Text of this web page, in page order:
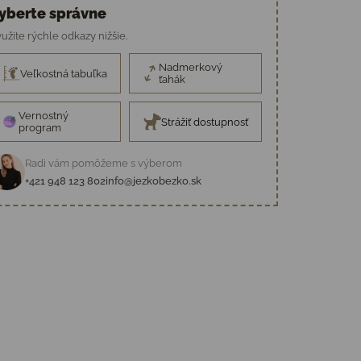
správne
rýchle odkazy nižšie.
Veľkostná tabuľka
Nadmerkový
ťahák
Vernostný
program
Strážiť dostupnosť
Radi vám pomôžeme s výberom
+421 948 123 802info@jezkobezko.sk